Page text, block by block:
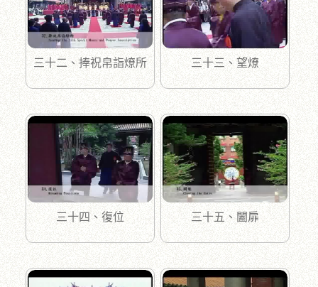
三十二、捧祝帛詣燎所 三十三、望燎
三十四、復位 三十五、闔扉